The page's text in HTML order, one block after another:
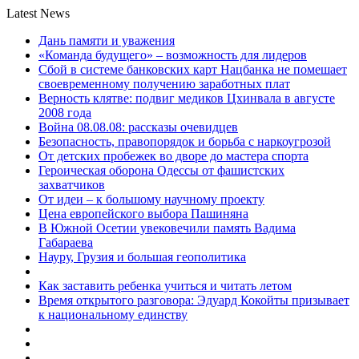
Latest News
Дань памяти и уважения
«Команда будущего» – возможность для лидеров
Сбой в системе банковских карт Нацбанка не помешает
своевременному получению заработных плат
Верность клятве: подвиг медиков Цхинвала в августе
2008 года
Война 08.08.08: рассказы очевидцев
Безопасность, правопорядок и борьба с наркоугрозой
От детских пробежек во дворе до мастера спорта
Героическая оборона Одессы от фашистских
захватчиков
От идеи – к большому научному проекту
Цена европейского выбора Пашиняна
В Южной Осетии увековечили память Вадима
Габараева
Науру, Грузия и большая геополитика
Как заставить ребенка учиться и читать летом
Время открытого разговора: Эдуард Кокойты призывает
к национальному единству